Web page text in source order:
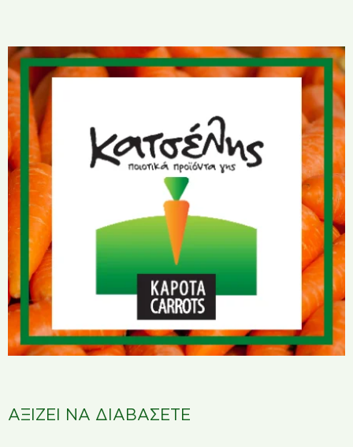
ΑΞΙΖΕΙ ΝΑ ΔΙΑΒΑΣΕΤΕ